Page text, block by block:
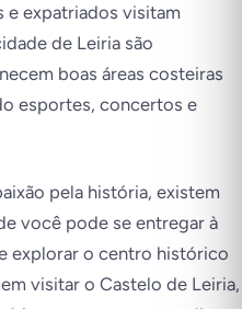
e expatriados visitam
de Leiria são
boas áreas costeiras
esportes, concertos e
pela história, existem
você pode se entregar à
explorar o centro histórico
visitar o Castelo de Leiria,